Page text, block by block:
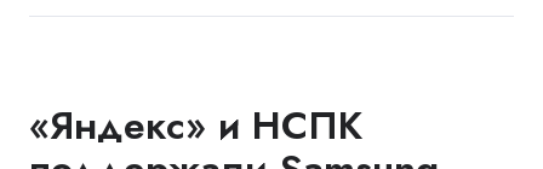
«Яндекс» и НСПК